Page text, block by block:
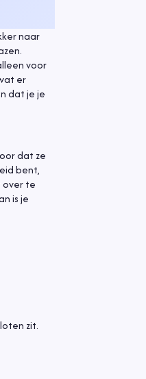
naar
voor
er
dat je je
dat ze
bent,
over te
is je
zit.